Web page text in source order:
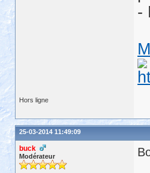
-
Hors ligne
25-03-2014 11:49:09
buck
Modérateur